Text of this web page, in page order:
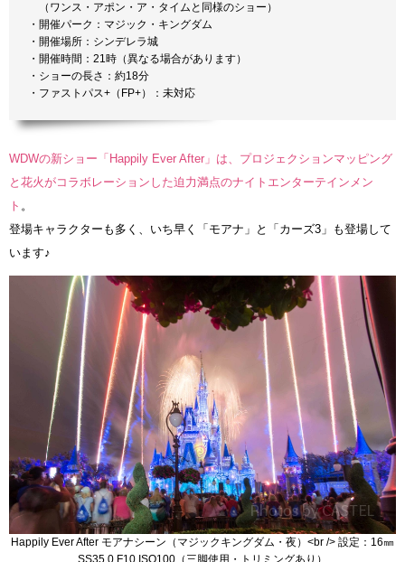
（ワンス・アポン・ア・タイムと同様のショー）
・開催パーク：マジック・キングダム
・開催場所：シンデレラ城
・開催時間：21時（異なる場合があります）
・ショーの長さ：約18分
・ファストパス+（FP+）：未対応
WDWの新ショー「Happily Ever After」は、プロジェクションマッピング
と花火がコラボレーションした迫力満点のナイトエンターテインメン
ト 。
登場キャラクターも多く、いち早く「モアナ」と「カーズ3」も登場して
います♪
Happily Ever After モアナシーン（マジックキングダム・夜）<br /> 設定：16㎜
SS35.0 F10 ISO100（三脚使用・トリミングあり）